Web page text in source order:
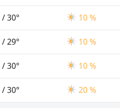
/30° 10 %
/29° 10 %
/30° 10 %
/30° 20 %